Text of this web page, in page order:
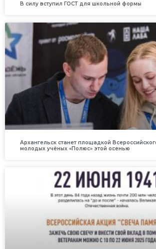
В силу вступил ГОСТ для школьной формы
Архангельск станет площадкой
молодых учёных «Полюс» этой осенью